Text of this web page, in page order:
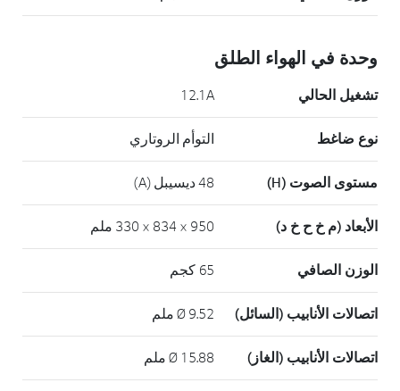
وحدة في الهواء الطلق
تشغيل الحالي 12.1A
نوع ضاغط التوأم الروتاري
مستوى الصوت (H) 48 ديسيبل (A)
الأبعاد (م خ ح خ د) 950 × 834 × 330 ملم
الوزن الصافي 65 كجم
اتصالات الأنابيب (السائل) Ø 9.52 ملم
اتصالات الأنابيب (الغاز) Ø 15.88 ملم